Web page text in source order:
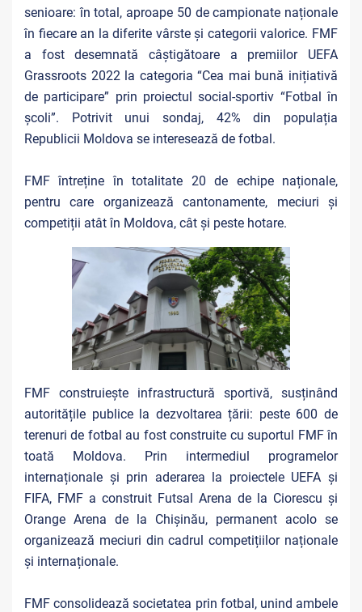
senioare: în total, aproape 50 de campionate naționale
în fiecare an la diferite vârste și categorii valorice. FMF
a fost desemnată câștigătoare a premiilor UEFA
Grassroots 2022 la categoria “Cea mai bună inițiativă
de participare” prin proiectul social-sportiv “Fotbal în
școli”. Potrivit unui sondaj, 42% din populația
Republicii Moldova se interesează de fotbal.
FMF întreține în totalitate 20 de echipe naționale,
pentru care organizează cantonamente, meciuri și
competiții atât în Moldova, cât și peste hotare.
FMF construiește infrastructură sportivă, susținând
autoritățile publice la dezvoltarea țării: peste 600 de
terenuri de fotbal au fost construite cu suportul FMF în
toată Moldova. Prin intermediul programelor
internaționale și prin aderarea la proiectele UEFA și
FIFA, FMF a construit Futsal Arena de la Ciorescu și
Orange Arena de la Chișinău, permanent acolo se
organizează meciuri din cadrul competițiilor naționale
și internaționale.
FMF consolidează societatea prin fotbal, unind ambele